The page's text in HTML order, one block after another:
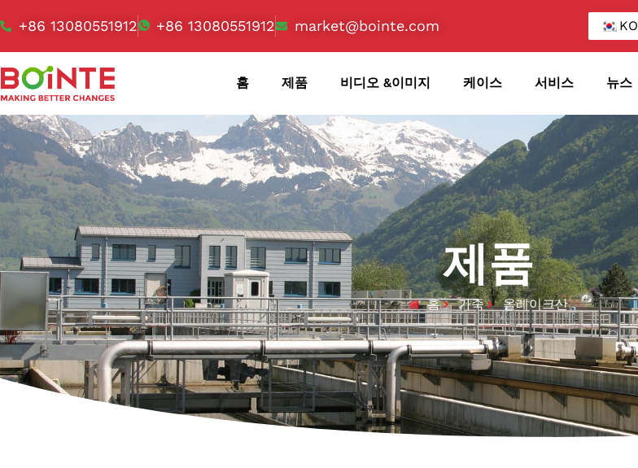
+86 13080551912 +86 13080551912 market@bointe.com KO
홈 제품 비디오 &이미지 케이스 서비스 뉴스
제품
홈 가죽 올레이크산